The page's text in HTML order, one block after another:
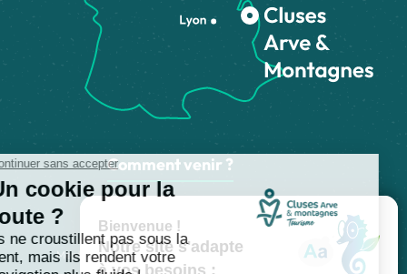
Comment venir ?
Made with IRIS Interactive
Mentions légales - Politique de confidentialité Plan du site